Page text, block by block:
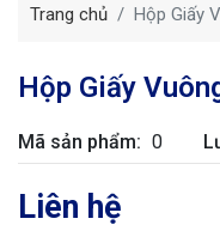
Trang chủ Hộp Giấy
Hộp Giấy
Mã sản phẩm: 0
Liên hệ